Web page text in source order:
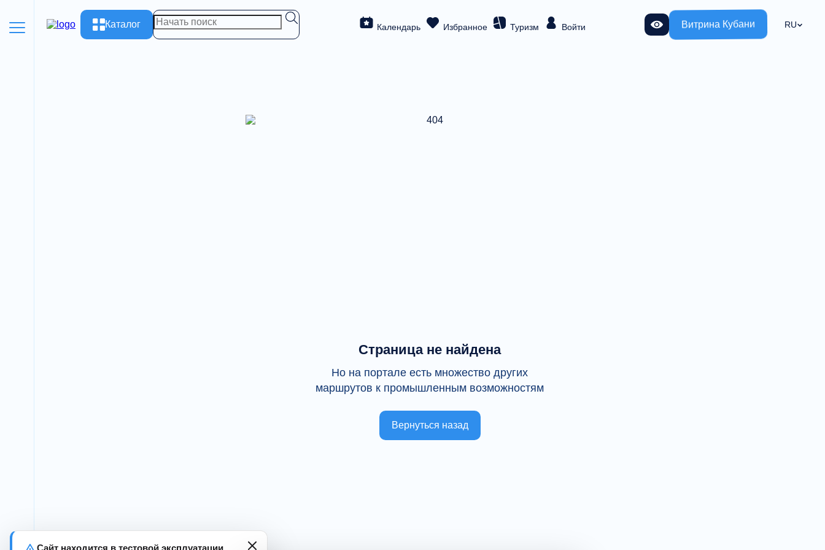
Каталог Календарь Избранное Туризм Войти Витрина Кубани RU
Страница не найдена
Но на портале есть множество других
маршрутов к промышленным возможностям
Вернуться назад
Сайт находится в тестовой эксплуатации